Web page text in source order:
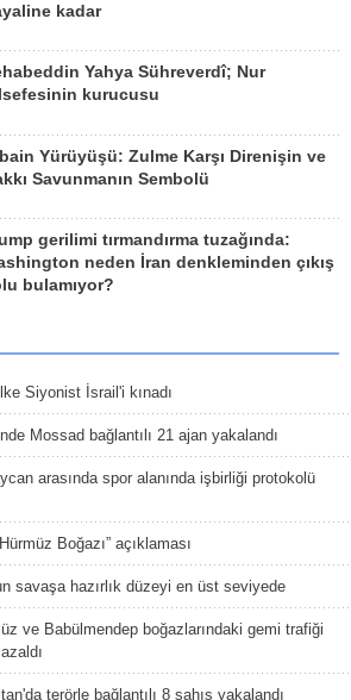
kadar
Yahya Sühreverdî; Nur
kurucusu
Yürüyüşü: Zulme Karşı Direnişin ve
Savunmanın Sembolü
gerilimi tırmandırma tuzağında:
neden İran denkleminden çıkış
bulamıyor?
Siyonist İsrail'i kınadı
Mossad bağlantılı 21 ajan yakalandı
arasında spor alanında işbirliği protokolü
Boğazı” açıklaması
savaşa hazırlık düzeyi en üst seviyede
ve Babülmendep boğazlarındaki gemi trafiği
terörle bağlantılı 8 şahıs yakalandı